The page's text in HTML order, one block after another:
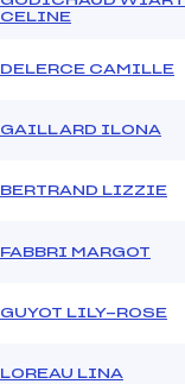
CELINE
DELERCE CAMILLE
GAILLARD ILONA
BERTRAND LIZZIE
FABBRI MARGOT
GUYOT LILY-ROSE
LOREAU LINA